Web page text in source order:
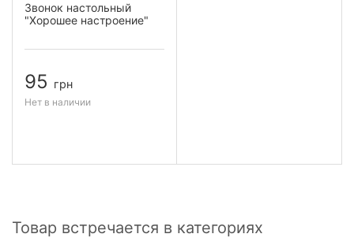
Звонок настольный
"Хорошее настроение"
95 грн
Нет в наличии
Товар встречается в категориях